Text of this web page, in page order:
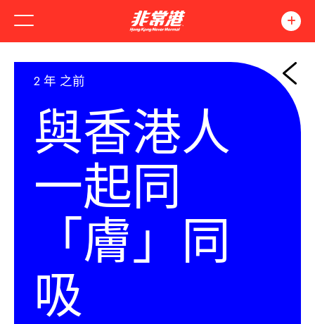
2 年 之前
與香港人
一起同
「膚」同
吸